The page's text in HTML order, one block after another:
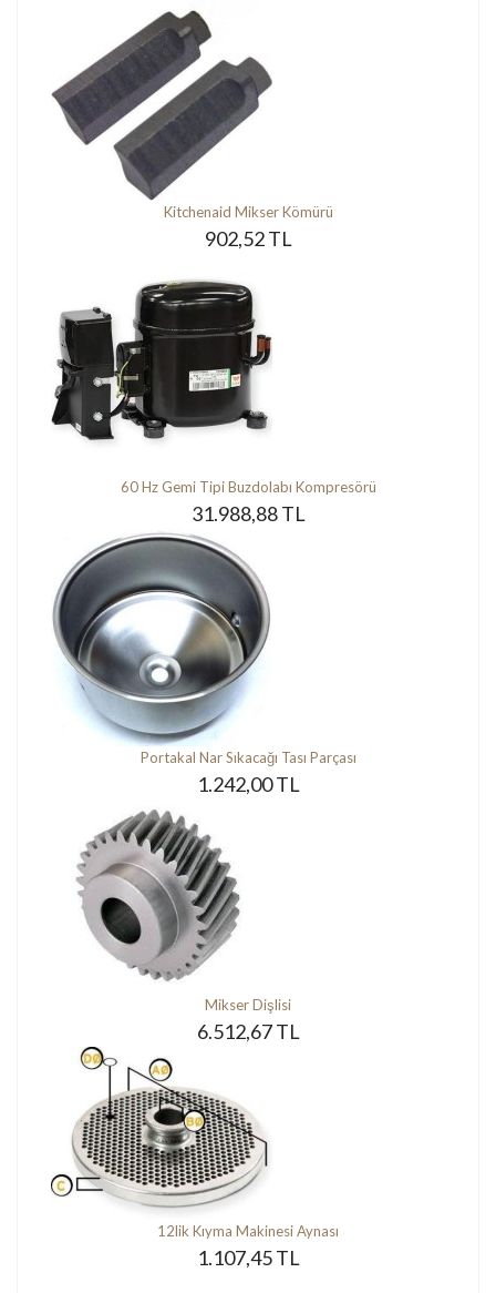
Kitchenaid Mikser Kömürü
902,52 TL
60 Hz Gemi Tipi Buzdolabı Kompresörü
31.988,88 TL
Portakal Nar Sıkacağı Tası Parçası
1.242,00 TL
Mikser Dişlisi
6.512,67 TL
12lik Kıyma Makinesi Aynası
1.107,45 TL